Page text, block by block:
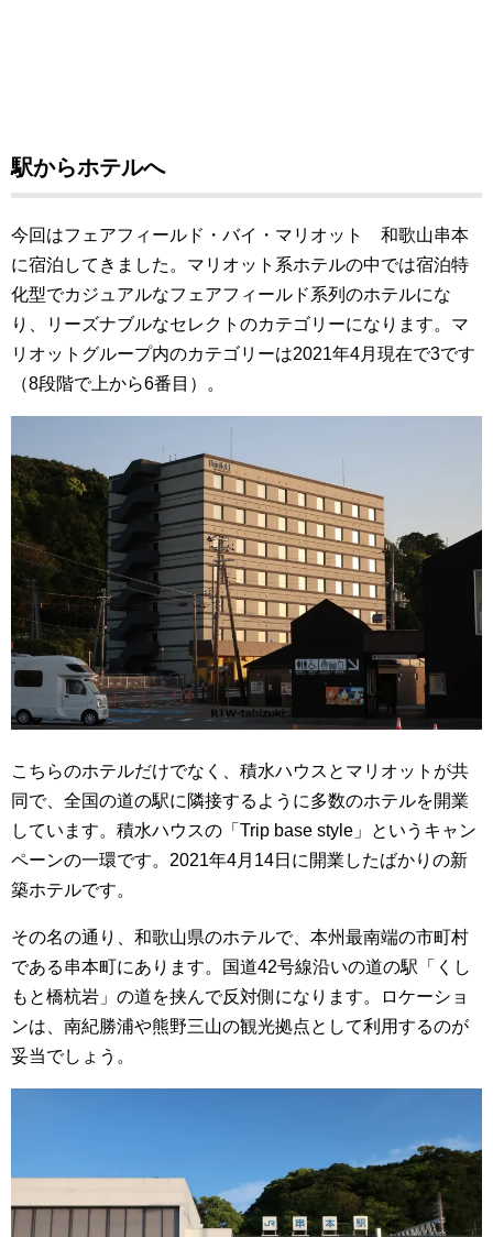
駅からホテルへ
今回はフェアフィールド・バイ・マリオット 和歌山串本
に宿泊してきました。マリオット系ホテルの中では宿泊特
化型でカジュアルなフェアフィールド系列のホテルにな
り、リーズナブルなセレクトのカテゴリーになります。マ
リオットグループ内のカテゴリーは2021年4月現在で3です
（8段階で上から6番目）。
こちらのホテルだけでなく、積水ハウスとマリオットが共
同で、全国の道の駅に隣接するように多数のホテルを開業
しています。積水ハウスの「Trip base style」というキャン
ペーンの一環です。2021年4月14日に開業したばかりの新
築ホテルです。
その名の通り、和歌山県のホテルで、本州最南端の市町村
である串本町にあります。国道42号線沿いの道の駅「くし
もと橋杭岩」の道を挟んで反対側になります。ロケーショ
ンは、南紀勝浦や熊野三山の観光拠点として利用するのが
妥当でしょう。